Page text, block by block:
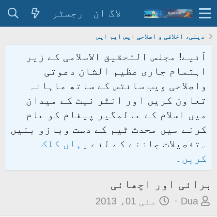
لاگ ان رجسٹر
دینی، اخلاقی و اصلاحی ایس ایم ایس
آئیے! مجلس التحقیق الاسلامی کے زیر
اہتمام جاری عظیم الشان دعوتی
واصلاحی ویب سائٹس کے ساتھ ماہانہ
تعاون کریں اور انٹر نیٹ کے میدان
میں اسلام کے عالمگیر پیغام کو عام
کرنے میں محدث ٹیم کے دست وبازو بنیں
۔تفصیلات جاننے کے لئے یہاں کلک
کریں۔
برائی اور اچھائی
م
Dua
تمئی 01، 2013